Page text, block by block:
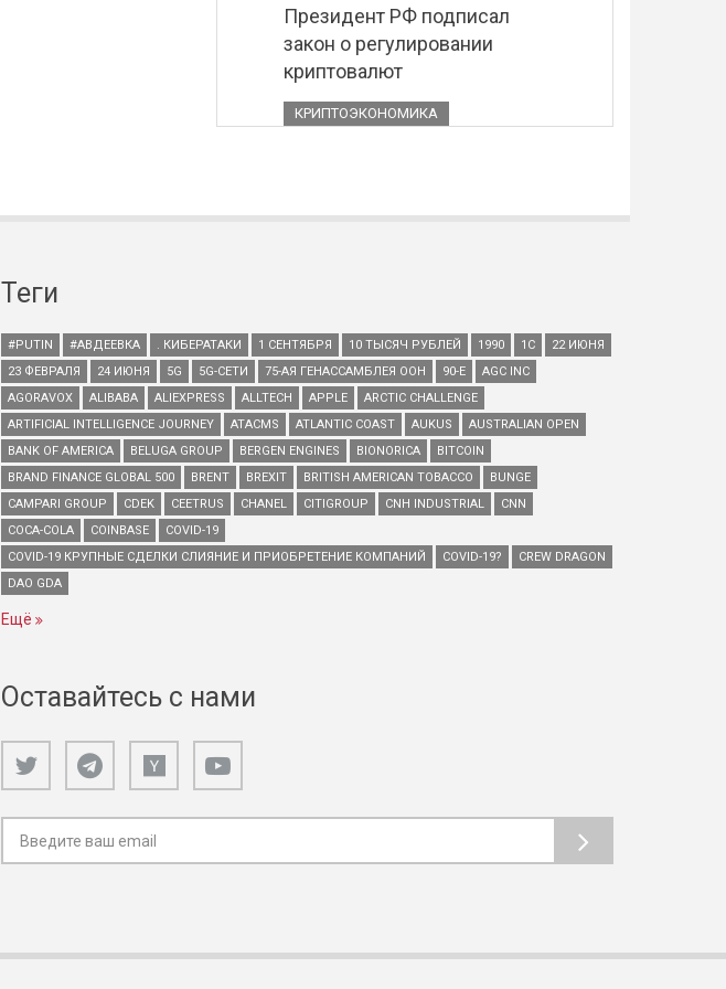
Президент РФ подписал
закон о регулировании
криптовалют
КРИПТОЭКОНОМИКА
Теги
#PUTIN #АВДЕЕВКА . КИБЕРАТАКИ 1 СЕНТЯБРЯ 10 ТЫСЯЧ РУБЛЕЙ 1990 1С
22 ИЮНЯ
23 ФЕВРАЛЯ
24 ИЮНЯ 5G 5G-СЕТИ 75-АЯ ГЕНАССАМБЛЕЯ ООН 90-Е
AGC INC
AGORAVOX
ALIBABA ALIEXPRESS ALLTECH APPLE
ARCTIC CHALLENGE
ARTIFICIAL INTELLIGENCE JOURNEY
ATACMS ATLANTIC COAST AUKUS
AUSTRALIAN OPEN
BANK OF AMERICA
BELUGA GROUP BERGEN ENGINES BIONORICA
BITCOIN
BRAND FINANCE GLOBAL 500
BRENT BREXIT BRITISH AMERICAN TOBACCO
BUNGE
CAMPARI GROUP
CDEK CEETRUS CHANEL CITIGROUP CNH INDUSTRIAL
CNN
COCA-COLA
COINBASE
COVID-19
COVID-19 КРУПНЫЕ СДЕЛКИ СЛИЯНИЕ И ПРИОБРЕТЕНИЕ КОМПАНИЙ
COVID-19?
CREW DRAGON
DAO GDA
Ещё
Оставайтесь с нами